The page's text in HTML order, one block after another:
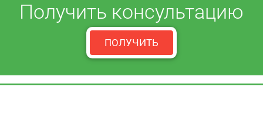
Получить консультацию
ПОЛУЧИТЬ